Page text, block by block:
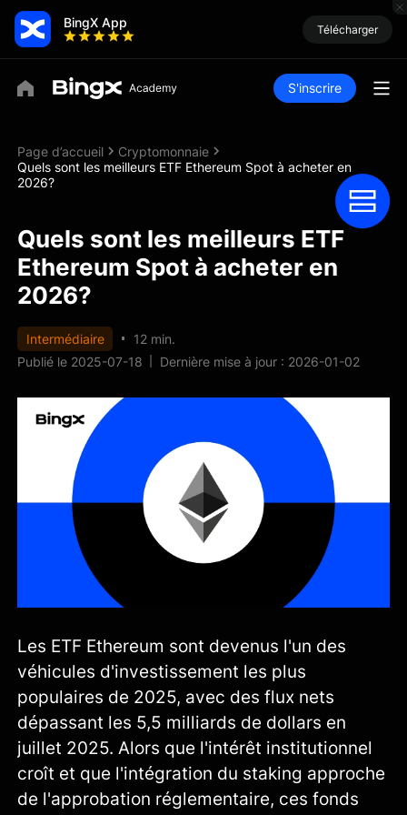
BingX App Télécharger
S'inscrire
Page d’accueil
Cryptomonnaie
Quels sont les meilleurs ETF Ethereum Spot à acheter en
2026?
Quels sont les meilleurs ETF
Ethereum Spot à acheter en
2026?
Intermédiaire
12 min.
Publié le 2025-07-18
Dernière mise à jour : 2026-01-02
Les ETF Ethereum sont devenus l'un des
véhicules d'investissement les plus
populaires de 2025, avec des flux nets
dépassant les 5,5 milliards de dollars en
juillet 2025. Alors que l'intérêt institutionnel
croît et que l'intégration du staking approche
de l'approbation réglementaire, ces fonds